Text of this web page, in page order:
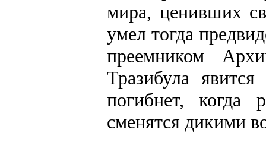
мира, ценивших
умел тогда
преемником
Тразибула
погибнет, когда
сменятся дикими